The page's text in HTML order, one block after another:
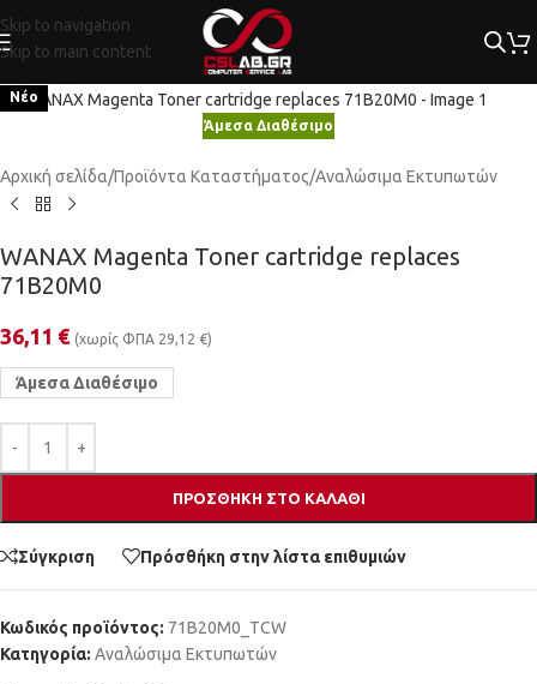
Skip to navigation
Skip to main content
Νέο
Κλικ για μεγέθυνση
Άμεσα Διαθέσιμο
Αρχική σελίδα/Προϊόντα Καταστήματος/Αναλώσιμα Εκτυπωτών
WANAX Magenta Toner cartridge replaces
71B20M0
36,11 € (χωρίς ΦΠΑ 29,12 €)
Άμεσα Διαθέσιμο
ΠΡΟΣΘΉΚΗ ΣΤΟ ΚΑΛΆΘΙ
Σύγκριση Πρόσθήκη στην λίστα επιθυμιών
Κωδικός προϊόντος: 71B20M0_TCW
Κατηγορία: Αναλώσιμα Εκτυπωτών